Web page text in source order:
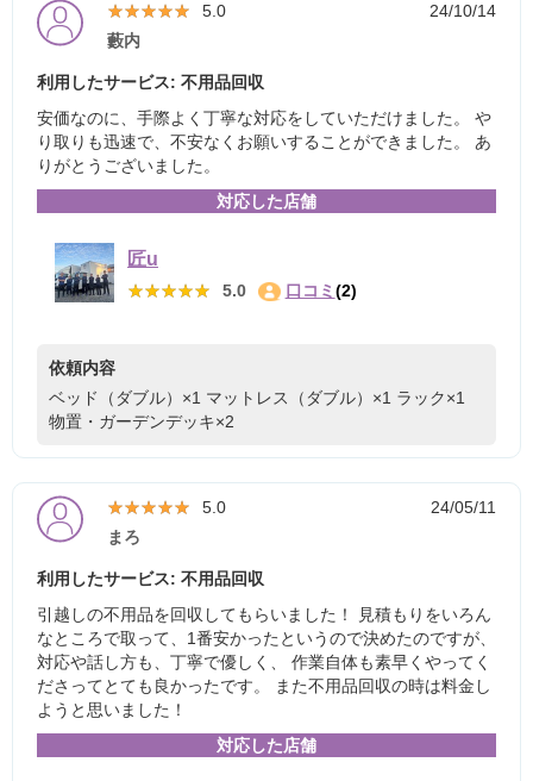
★★★★★
★★★★★ 5.0
24/10/14
藪内
利用したサービス: 不用品回収
安価なのに、手際よく丁寧な対応をしていただけました。 や
り取りも迅速で、不安なくお願いすることができました。 あ
りがとうございました。
対応した店舗
匠u
★★★★★
★★★★★ 5.0 口コミ (2)
依頼内容
ベッド（ダブル）×1 マットレス（ダブル）×1 ラック×1
物置・ガーデンデッキ×2
★★★★★
★★★★★ 5.0
24/05/11
まろ
利用したサービス: 不用品回収
引越しの不用品を回収してもらいました！ 見積もりをいろん
なところで取って、1番安かったというので決めたのですが、
対応や話し方も、丁寧で優しく、 作業自体も素早くやってく
ださってとても良かったです。 また不用品回収の時は料金し
ようと思いました！
対応した店舗